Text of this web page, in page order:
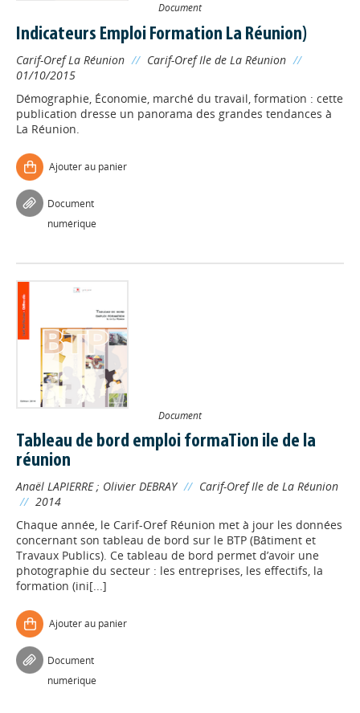
Document
Indicateurs Emploi Formation La Réunion)
Carif-Oref La Réunion // Carif-Oref Ile de La Réunion //
01/10/2015
Démographie, Économie, marché du travail, formation : cette
publication dresse un panorama des grandes tendances à
La Réunion.
Ajouter au panier
Document
numérique
Document
Tableau de bord emploi formaTion ile de la
réunion
Anaël LAPIERRE; Olivier DEBRAY // Carif-Oref Ile de La Réunion
// 2014
Chaque année, le Carif-Oref Réunion met à jour les données
concernant son tableau de bord sur le BTP (Bâtiment et
Travaux Publics). Ce tableau de bord permet d’avoir une
photographie du secteur : les entreprises, les effectifs, la
formation (ini[...]
Ajouter au panier
Document
numérique